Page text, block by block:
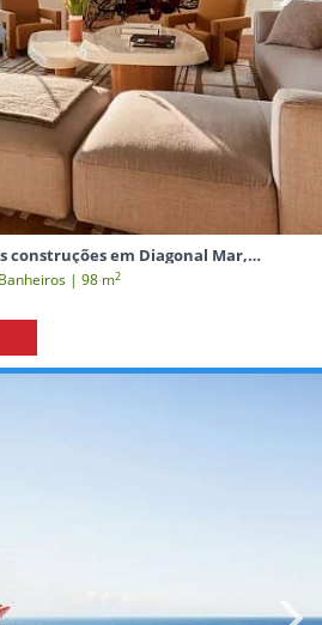
construções em Diagonal Mar,
| 98 m2